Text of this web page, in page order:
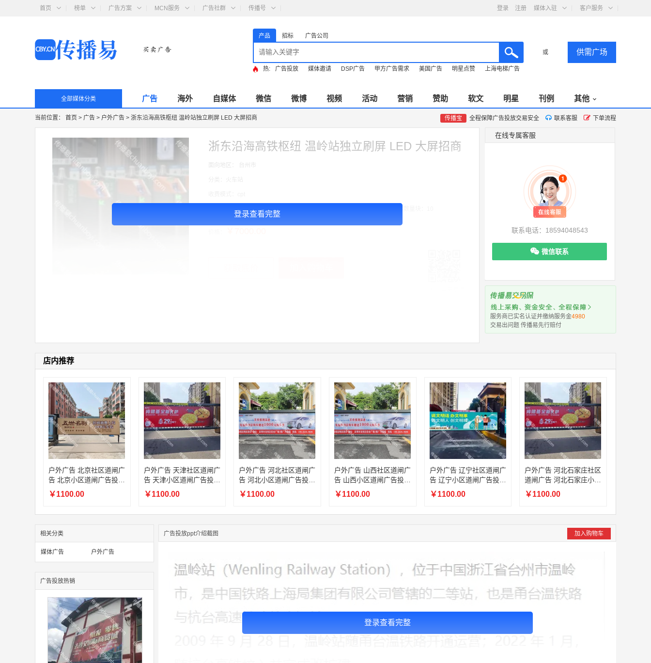
首页 榜单 广告方案 MCN服务 广告社群 传播号 登录 注册 媒体入驻 客户服务
产品 招标 广告公司
或 供需广场
热: 广告投放 媒体邀请 DSP广告 甲方广告需求 美国广告 明星点赞 上海电梯广告
全部媒体分类 广告 海外 自媒体 微信 微博 视频 活动 营销 赞助 软文 明星 刊例 其他
当前位置： 首页 > 广告 > 户外广告 > 浙东沿海高铁枢纽 温岭站独立刷屏 LED 大屏招商 传播宝 全程保障广告投放交易安全 联系客服 下单流程
登录查看完整
浙东沿海高铁枢纽 温岭站独立刷屏 LED 大屏招商
面向地区： 台州市
广告投放注意事项：媒体尺寸：2.97*1.34,播出频次：15秒195次/天/ ,块媒体数量块：10
03:40:56 157****6971 联系了该媒体所在商家
11:44:28 130****3379
联系了该媒体所在商家
08:36:41 191****0991 联系了该媒体所在商家
05:24:34 186****8762 联系了该媒体所在商家
06:11:20 166****9198 联系了该媒体所在商家
05:17:23 182****1341 联系了该媒体所在商家
05:13:40 159****9700 联系了该媒体所在商家
08:52:47 155****6115 联系了该媒体所在商家
03:27:46 181****7631 联系了该媒体所在商家
03:18:49 173****0620
联系了该媒体所在商家
03:20:56 156****3374
联系了该媒体所在商家
01:59:39 189****2617 联系了该媒体所在商家
在线专属客服
联系电话：18594048543
微信联系
服务商已实名认证并缴纳服务金4980
交易出问题 传播易先行赔付
店内推荐
户外广告 北京社区道闸广
告 北京小区道闸广告投放
价格
￥1100.00
户外广告 天津社区道闸广
告 天津小区道闸广告投放
价格
￥1100.00
户外广告 河北社区道闸广
告 河北小区道闸广告投放
价格
￥1100.00
户外广告 山西社区道闸广
告 山西小区道闸广告投放
价格
￥1100.00
户外广告 辽宁社区道闸广
告 辽宁小区道闸广告投放
价格
￥1100.00
户外广告 河北石家庄社区
道闸广告 河北石家庄小区
道闸广告投放价格
￥1100.00
相关分类
媒体广告 户外广告
广告投放热销
广告投放ppt介绍截图 加入购物车
登录查看完整